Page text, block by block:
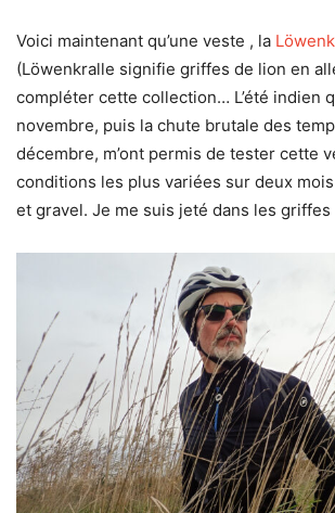
Voici maintenant qu’une veste , la
(Löwenkralle signifie griffes de lion en
compléter cette collection… L’été indien
novembre, puis la chute brutale des
décembre, m’ont permis de tester cette
conditions les plus variées sur deux
et gravel. Je me suis jeté dans les griffes